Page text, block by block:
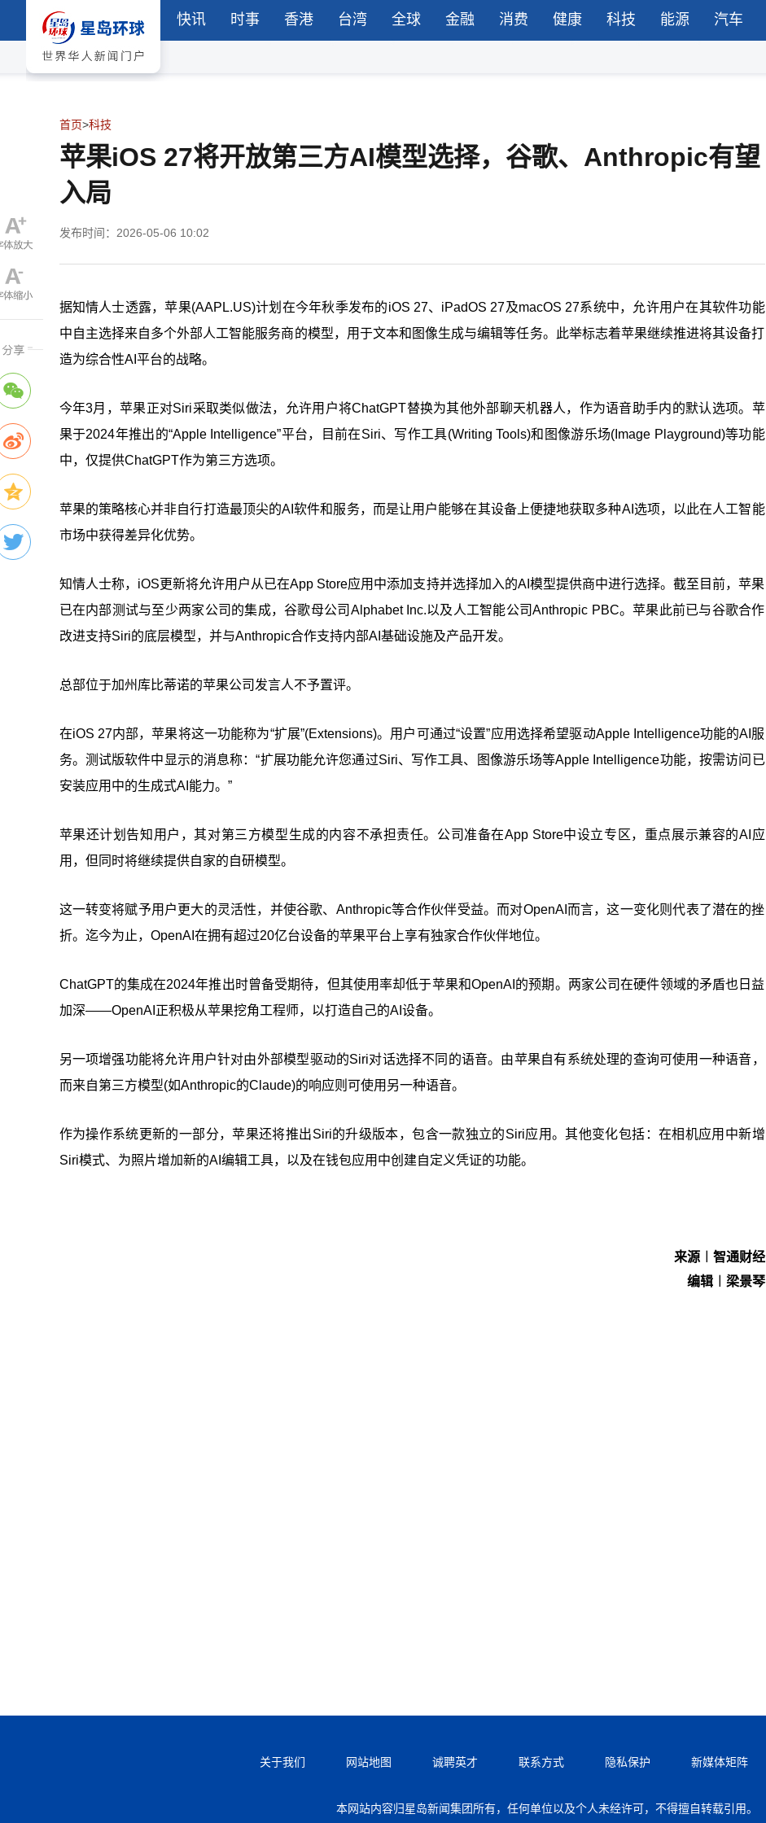
快讯 时事 香港 台湾 全球 金融 消费 健康 科技 能源 汽车
首页>科技
苹果iOS 27将开放第三方AI模型选择，谷歌、Anthropic有望
入局
发布时间：2026-05-06 10:02
据知情人士透露，苹果(AAPL.US)计划在今年秋季发布的iOS 27、iPadOS 27及macOS 27系统中，允许用户在其软件功能
中自主选择来自多个外部人工智能服务商的模型，用于文本和图像生成与编辑等任务。此举标志着苹果继续推进将其设备打
造为综合性AI平台的战略。
今年3月，苹果正对Siri采取类似做法，允许用户将ChatGPT替换为其他外部聊天机器人，作为语音助手内的默认选项。苹
果于2024年推出的“Apple Intelligence”平台，目前在Siri、写作工具(Writing Tools)和图像游乐场(Image Playground)等功能
中，仅提供ChatGPT作为第三方选项。
苹果的策略核心并非自行打造最顶尖的AI软件和服务，而是让用户能够在其设备上便捷地获取多种AI选项，以此在人工智能
市场中获得差异化优势。
知情人士称，iOS更新将允许用户从已在App Store应用中添加支持并选择加入的AI模型提供商中进行选择。截至目前，苹果
已在内部测试与至少两家公司的集成，谷歌母公司Alphabet Inc.以及人工智能公司Anthropic PBC。苹果此前已与谷歌合作
改进支持Siri的底层模型，并与Anthropic合作支持内部AI基础设施及产品开发。
总部位于加州库比蒂诺的苹果公司发言人不予置评。
在iOS 27内部，苹果将这一功能称为“扩展”(Extensions)。用户可通过“设置”应用选择希望驱动Apple Intelligence功能的AI服
务。测试版软件中显示的消息称：“扩展功能允许您通过Siri、写作工具、图像游乐场等Apple Intelligence功能，按需访问已
安装应用中的生成式AI能力。”
苹果还计划告知用户，其对第三方模型生成的内容不承担责任。公司准备在App Store中设立专区，重点展示兼容的AI应
用，但同时将继续提供自家的自研模型。
这一转变将赋予用户更大的灵活性，并使谷歌、Anthropic等合作伙伴受益。而对OpenAI而言，这一变化则代表了潜在的挫
折。迄今为止，OpenAI在拥有超过20亿台设备的苹果平台上享有独家合作伙伴地位。
ChatGPT的集成在2024年推出时曾备受期待，但其使用率却低于苹果和OpenAI的预期。两家公司在硬件领域的矛盾也日益
加深——OpenAI正积极从苹果挖角工程师，以打造自己的AI设备。
另一项增强功能将允许用户针对由外部模型驱动的Siri对话选择不同的语音。由苹果自有系统处理的查询可使用一种语音，
而来自第三方模型(如Anthropic的Claude)的响应则可使用另一种语音。
作为操作系统更新的一部分，苹果还将推出Siri的升级版本，包含一款独立的Siri应用。其他变化包括：在相机应用中新增
Siri模式、为照片增加新的AI编辑工具，以及在钱包应用中创建自定义凭证的功能。
来源︱智通财经
编辑︱梁景琴
关于我们 网站地图 诚聘英才 联系方式 隐私保护 新媒体矩阵
本网站内容归星岛新闻集团所有，任何单位以及个人未经许可，不得擅自转载引用。